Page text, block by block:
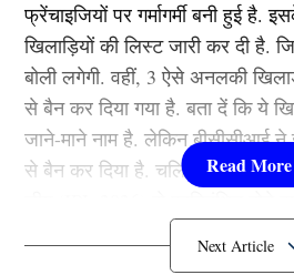
फ्रेंचाइजियों पर गर्मागर्मी बनी हुई है.
खिलाड़ियों की लिस्ट जारी कर दी है.
बोली लगेगी. वहीं, 3 ऐसे अनलकी
से बैन कर दिया गया है. बता दें कि ये
जाने-माने नाम है. लेकिन बीसीसीआई
से बैन कर दिया है. चलिए तो जानते हैं